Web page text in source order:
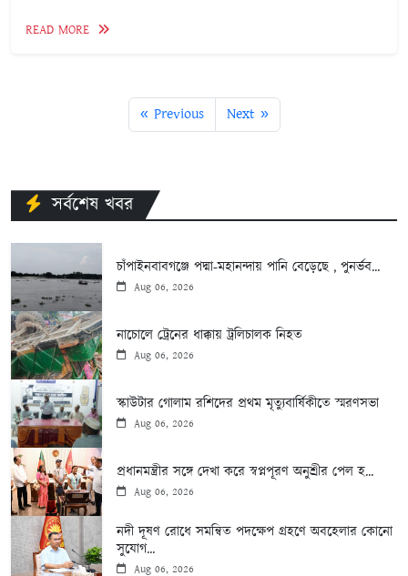
READ MORE
« Previous Next »
সর্বশেষ খবর
চাঁপাইনবাবগঞ্জে পদ্মা-মহানন্দায় পানি বেড়েছে , পুনর্ভব...
Aug 06, 2026
নাচোলে ট্রেনের ধাক্কায় ট্রলিচালক নিহত
Aug 06, 2026
স্কাউটার গোলাম রশিদের প্রথম মৃত্যুবার্ষিকীতে স্মরণসভা
Aug 06, 2026
প্রধানমন্ত্রীর সঙ্গে দেখা করে স্বপ্নপূরণ অনুশ্রীর পেল হ...
Aug 06, 2026
নদী দূষণ রোধে সমন্বিত পদক্ষেপ গ্রহণে অবহেলার কোনো
সুযোগ...
Aug 06, 2026